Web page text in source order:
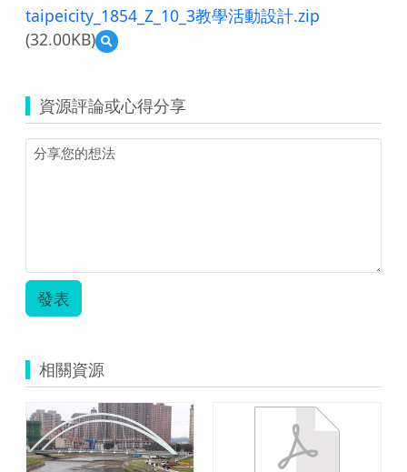
taipeicity_1854_Z_10_3教學活動設計.zip
(32.00KB)
預
覽
學
活
動
設
資源評論或心得分享
發表
相關資源